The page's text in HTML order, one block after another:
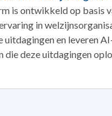
is ontwikkeld op basis
in
uitdagingen en leveren
die deze uitdagingen